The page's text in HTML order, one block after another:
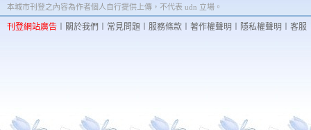
本城市刊登之內容為作者個人自行提供上傳，不代表 udn 立場。
刊登網站廣告 關於我們 常見問題 服務條款 著作權聲明 隱私權聲明 客服